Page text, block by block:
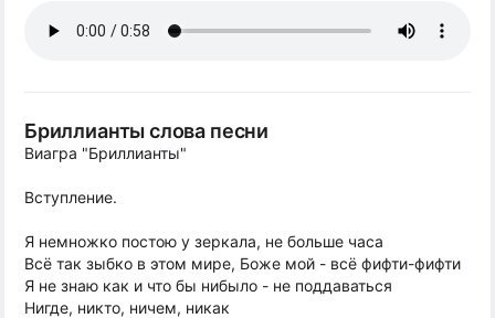
Бриллианты слова песни
Виагра "Бриллианты"
Вступление.
Я немножко постою у зеркала, не больше часа
Всё так зыбко в этом мире, Боже мой - всё фифти-фифти
Я не знаю как и что бы нибыло - не поддаваться
Нигде, никто, ничем, никак